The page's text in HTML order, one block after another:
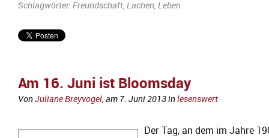
Schlagwörter: Freundschaft, Lachen, Leben
Am 16. Juni ist Bloomsday
VonJuliane Breyvogel, am 7. Juni 2013inlesenswert
Der Tag, an dem im Jahre